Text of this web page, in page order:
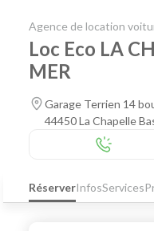
Agence de location
Loc Eco LA
MER
Garage Terrien 14
44450 La Chapelle
RéserverInfosServices